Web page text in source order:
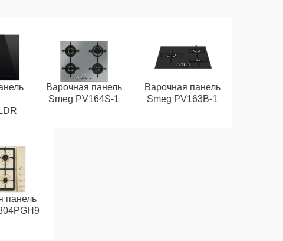
Варочная панель
Smeg PV164S-1
Варочная панель
Smeg PV163B-1
панель